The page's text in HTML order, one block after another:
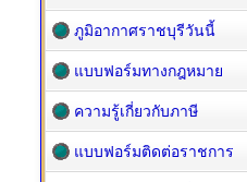
ภูมิอากาศราชบุรีวันนี้
แบบฟอร์มทางกฎหมาย
ความรู้เกี่ยวกับภาษี
แบบฟอร์มติดต่อราชการ